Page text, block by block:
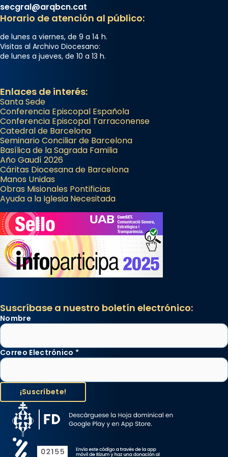
secgral@arqbcn.cat
Horario de atención al público:
de lunes a viernes, de 9 a 14 h.
Visitas al Archivo Diocesano:
de lunes a jueves, de 10 a 13 h.
Enlaces de interés:
Santa Sede
Conferencia Episcopal Española
Conferencia Episcopal Tarraconense
Catedral de Barcelona
Seminario Conciliar de Barcelona
Basílica de la Sagrada Familia
Año Gaudí 2026
Cáritas Diocesana de Barcelona
Manos Unidas
Obras Misionales Pontificias
Ayuda a la Iglesia Necesitada
Suscríbase a nuestro boletín electrónico:
Nombre
Correo Electrónico *